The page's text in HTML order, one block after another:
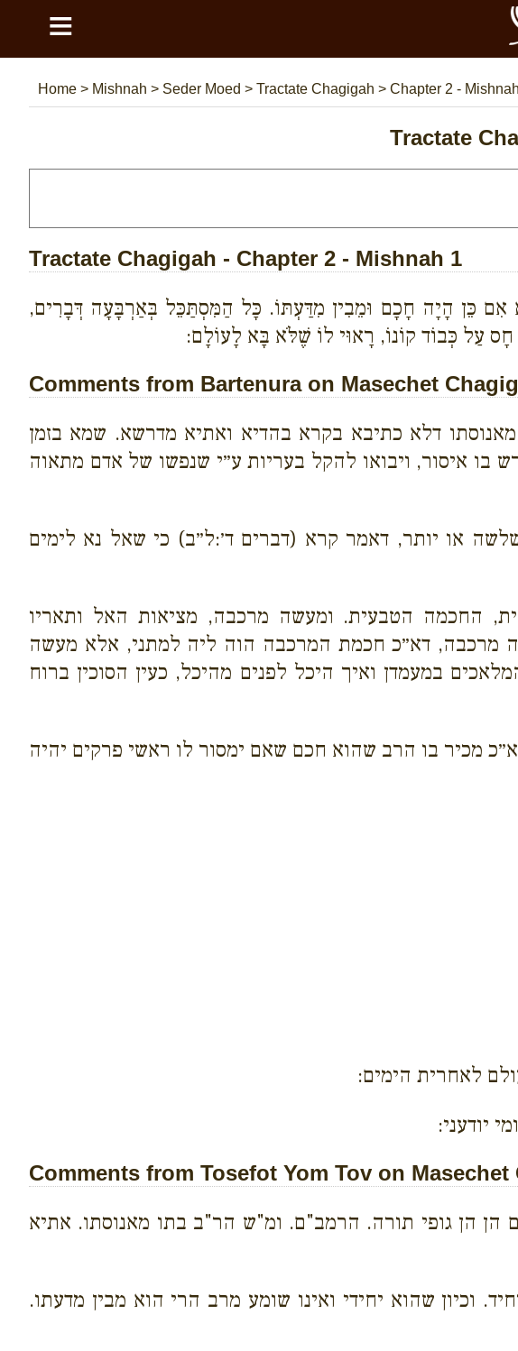
≡
Home > Mishnah > Seder Moed > Tractate Chagigah > Chapter 2 -
Tractate
Tractate Chagigah - Chapter 2 - Mishnah 1
כֵּן הָיָה חָכָם וּמֵבִין מִדַּעְתּוֹ. כָּל הַמִּסְתַּכֵּל בְּאַרְבָּעָה דְּבָרִים,
עַל כְּבוֹד קוֹנוֹ, רָאוּי לוֹ שֶׁלֹּא בָּא לָעוֹלָם:
Comments from Bartenura on Masechet
דלא כתיבא בקרא בהדיא ואתיא מדרשא. שמא בזמן
בו איסור, ויבואו להקל בעריות ע״י שנפשו של אדם מתאוה
או יותר, דאמר קרא (דברים ד׳:ל״ב) כי שאל נא לימים
החכמה הטבעית. ומעשה מרכבה, מציאות האל ותאריו
מרכבה, דא״כ חכמת המרכבה הוה ליה למתני, אלא מעשה
במעמדן ואיך היכל לפנים מהיכל, כעין הסוכין ברוח
מכיר בו הרב שהוא חכם שאם ימסור לו ראשי פרקים יהיה
לאחרית הימים:
יודעני:
Comments from Tosefot Yom Tov on
הן גופי תורה. הרמב"ם. ומ"ש הר"ב בתו מאנוסתו. אתיא
שהוא יחידי ואינו שומע מרב הרי הוא מבין מדעתו.